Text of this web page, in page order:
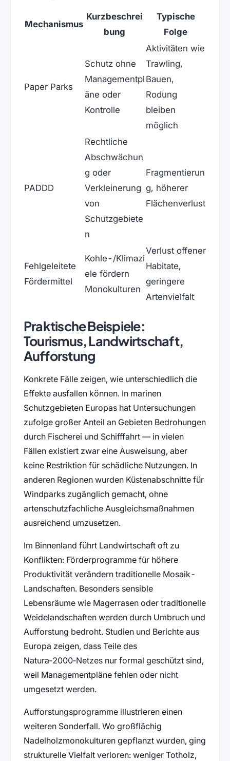
Mechanismus
Kurzbeschrei
bung
Typische
Folge
Paper Parks
Schutz ohne
Managementpl
äne oder
Kontrolle
Aktivitäten wie
Trawling,
Bauen,
Rodung
bleiben
möglich
PADDD
Rechtliche
Abschwächun
g oder
Verkleinerung
von
Schutzgebiete
n
Fragmentierun
g, höherer
Flächenverlust
Fehlgeleitete
Fördermittel
Kohle-/Klimazi
ele fördern
Monokulturen
Verlust offener
Habitate,
geringere
Artenvielfalt
Praktische Beispiele:
Tourismus, Landwirtschaft,
Aufforstung
Konkrete Fälle zeigen, wie unterschiedlich die
Effekte ausfallen können. In marinen
Schutzgebieten Europas hat Untersuchungen
zufolge großer Anteil an Gebieten Bedrohungen
durch Fischerei und Schifffahrt — in vielen
Fällen existiert zwar eine Ausweisung, aber
keine Restriktion für schädliche Nutzungen. In
anderen Regionen wurden Küstenabschnitte für
Windparks zugänglich gemacht, ohne
artenschutzfachliche Ausgleichsmaßnahmen
ausreichend umzusetzen.
Im Binnenland führt Landwirtschaft oft zu
Konflikten: Förderprogramme für höhere
Produktivität verändern traditionelle Mosaik-
Landschaften. Besonders sensible
Lebensräume wie Magerrasen oder traditionelle
Weidelandschaften werden durch Umbruch und
Aufforstung bedroht. Studien und Berichte aus
Europa zeigen, dass Teile des
Natura‑2000‑Netzes nur formal geschützt sind,
weil Managementpläne fehlen oder nicht
umgesetzt werden.
Aufforstungsprogramme illustrieren einen
weiteren Sonderfall. Wo großflächig
Nadelholzmonokulturen gepflanzt wurden, ging
strukturelle Vielfalt verloren: weniger Totholz,